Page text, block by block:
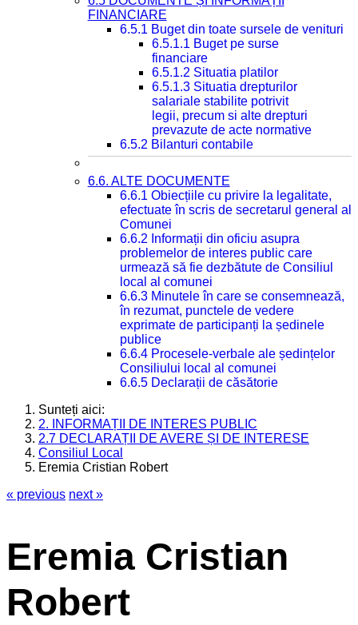
FINANCIARE
6.5.1 Buget din toate sursele de venituri
6.5.1.1 Buget pe surse
financiare
6.5.1.2 Situatia platilor
6.5.1.3 Situatia drepturilor
salariale stabilite potrivit
legii, precum si alte drepturi
prevazute de acte normative
6.5.2 Bilanturi contabile
6.6. ALTE DOCUMENTE
6.6.1 Obiecțiile cu privire la legalitate,
efectuate în scris de secretarul general al
Comunei
6.6.2 Informații din oficiu asupra
problemelor de interes public care
urmează să fie dezbătute de Consiliul
local al comunei
6.6.3 Minutele în care se consemnează,
în rezumat, punctele de vedere
exprimate de participanți la ședinele
publice
6.6.4 Procesele-verbale ale ședințelor
Consiliului local al comunei
6.6.5 Declarații de căsătorie
Sunteți aici:
2. INFORMAȚII DE INTERES PUBLIC
2.7 DECLARAȚII DE AVERE ȘI DE INTERESE
Consiliul Local
Eremia Cristian Robert
« previous next »
Eremia Cristian
Robert